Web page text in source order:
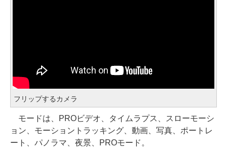
フリップするカメラ
モードは、PROビデオ、タイムラプス、スローモーシ
ョン、モーショントラッキング、動画、写真、ポートレ
ート、パノラマ、夜景、PROモード。